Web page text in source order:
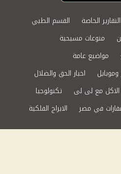
التقارير الخاصة
القسم الطبي
منوعات مسيحية
مواضيع عامة
اخبار الحق والضلال
مع لى لى
تكنولوجيا
في مصر
الابراج الفلكية